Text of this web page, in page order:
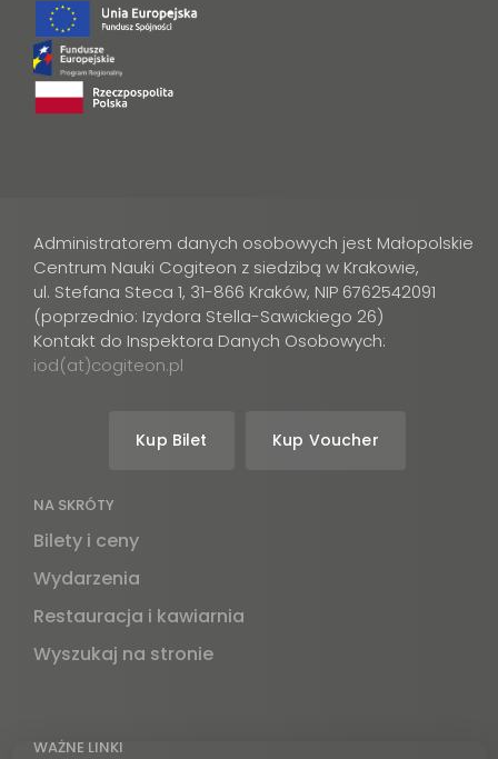
Administratorem danych osobowych jest Małopolskie
Centrum Nauki Cogiteon z siedzibą w Krakowie,
ul. Stefana Steca 1, 31-866 Kraków, NIP 6762542091
(poprzednio: Izydora Stella-Sawickiego 26)
Kontakt do Inspektora Danych Osobowych:
iod(at)cogiteon.pl
Kup Bilet Kup Voucher
NA SKRÓTY
Bilety i ceny
Wydarzenia
Restauracja i kawiarnia
Wyszukaj na stronie
WAŻNE LINKI